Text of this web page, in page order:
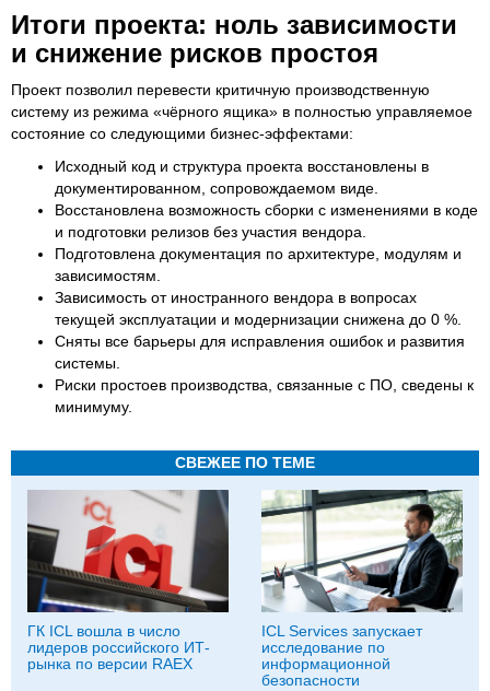
Итоги проекта: ноль зависимости
и снижение рисков простоя
Проект позволил перевести критичную производственную
систему из режима «чёрного ящика» в полностью управляемое
состояние со следующими бизнес-эффектами:
Исходный код и структура проекта восстановлены в
документированном, сопровождаемом виде.
Восстановлена возможность сборки с изменениями в коде
и подготовки релизов без участия вендора.
Подготовлена документация по архитектуре, модулям и
зависимостям.
Зависимость от иностранного вендора в вопросах
текущей эксплуатации и модернизации снижена до 0 %.
Сняты все барьеры для исправления ошибок и развития
системы.
Риски простоев производства, связанные с ПО, сведены к
минимуму.
СВЕЖЕЕ ПО ТЕМЕ
ГК ICL вошла в число
лидеров российского ИТ-
рынка по версии RAEX
ICL Services запускает
исследование по
информационной
безопасности